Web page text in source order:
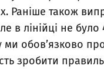
Раніше також
в лінійці не
ми обов’язково
зробити